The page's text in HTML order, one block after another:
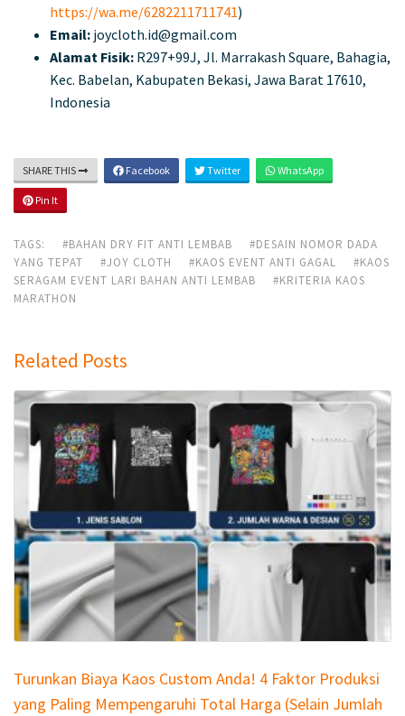
https://wa.me/6282211711741)
Email: joycloth.id@gmail.com
Alamat Fisik: R297+99J, Jl. Marrakash Square, Bahagia,
Kec. Babelan, Kabupaten Bekasi, Jawa Barat 17610,
Indonesia
SHARE THIS Facebook Twitter WhatsApp
Pin It
TAGS: #BAHAN DRY FIT ANTI LEMBAB
#DESAIN NOMOR DADA
YANG TEPAT
#JOY CLOTH #KAOS EVENT ANTI GAGAL
#KAOS
SERAGAM EVENT LARI BAHAN ANTI LEMBAB
#KRITERIA KAOS
MARATHON
Related Posts
Turunkan Biaya Kaos Custom Anda! 4 Faktor Produksi
yang Paling Mempengaruhi Total Harga (Selain Jumlah